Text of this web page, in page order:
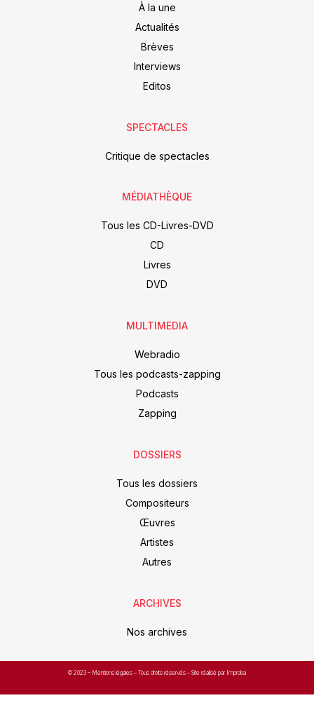
À la une
Actualités
Brèves
Interviews
Editos
SPECTACLES
Critique de spectacles
MÉDIATHÈQUE
Tous les CD-Livres-DVD
CD
Livres
DVD
MULTIMEDIA
Webradio
Tous les podcasts-zapping
Podcasts
Zapping
DOSSIERS
Tous les dossiers
Compositeurs
Œuvres
Artistes
Autres
ARCHIVES
Nos archives
© 2023 – Mentions légales – Tous droits réservés – Site réalisé par Improba